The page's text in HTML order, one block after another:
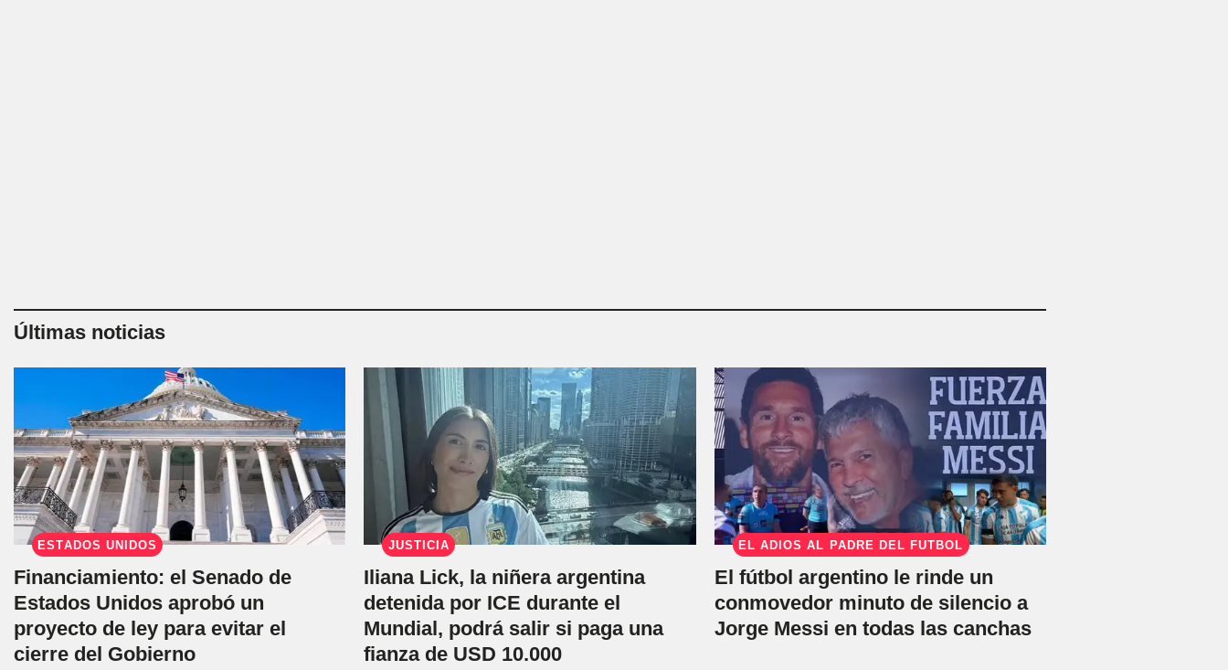
Últimas noticias
ESTADOS UNIDOS
Financiamiento: el Senado de
Estados Unidos aprobó un
proyecto de ley para evitar el
cierre del Gobierno
JUSTICIA
Iliana Lick, la niñera argentina
detenida por ICE durante el
Mundial, podrá salir si paga una
fianza de USD 10.000
EL ADIÓS AL PADRE DEL FÚTBOL
El fútbol argentino le rinde un
conmovedor minuto de silencio a
Jorge Messi en todas las canchas